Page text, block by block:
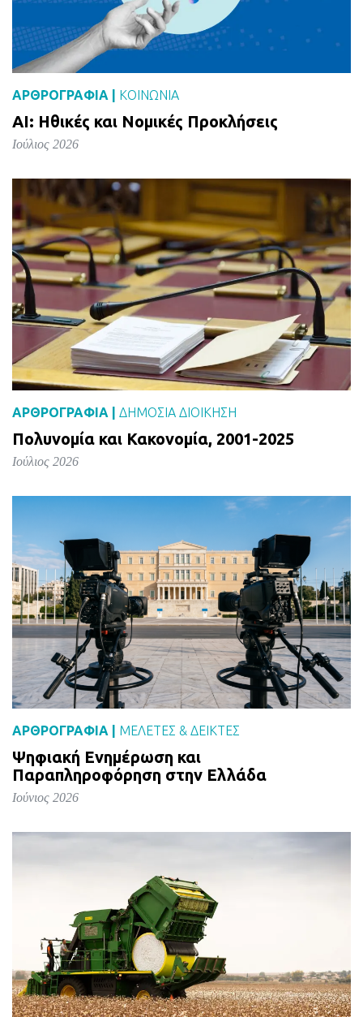
ΑΡΘΡΟΓΡΑΦΙΑ | ΚΟΙΝΩΝΙΑ
AI: Ηθικές και Νομικές Προκλήσεις
Ιούλιος 2026
ΑΡΘΡΟΓΡΑΦΙΑ | ΔΗΜΌΣΙΑ ΔΙΟΊΚΗΣΗ
Πολυνομία και Κακονομία, 2001-2025
Ιούλιος 2026
ΑΡΘΡΟΓΡΑΦΙΑ | ΜΕΛΈΤΕΣ & ΔΕΙΚΤΕΣ
Ψηφιακή Ενημέρωση και
Παραπληροφόρηση στην Ελλάδα
Ιούνιος 2026